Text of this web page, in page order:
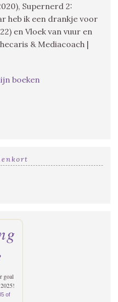
Supernerd 2:
heb ik een drankje voor
en Vloek van vuur en
& Mediacoach |
boeken
goal
of